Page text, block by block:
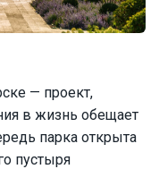
— проект,
в жизнь обещает
парка открыта
пустыря